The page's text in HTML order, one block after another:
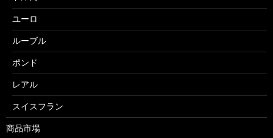
ユーロ
ルーブル
ポンド
レアル
スイスフラン
商品市場